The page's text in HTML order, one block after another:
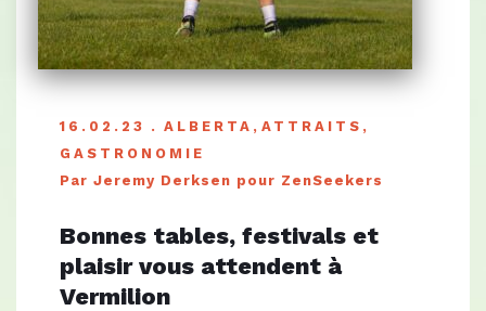
16.02.23 ALBERTA , ATTRAITS ,
GASTRONOMIE
Par Jeremy Derksen pour ZenSeekers
Bonnes tables, festivals et
plaisir vous attendent à
Vermilion